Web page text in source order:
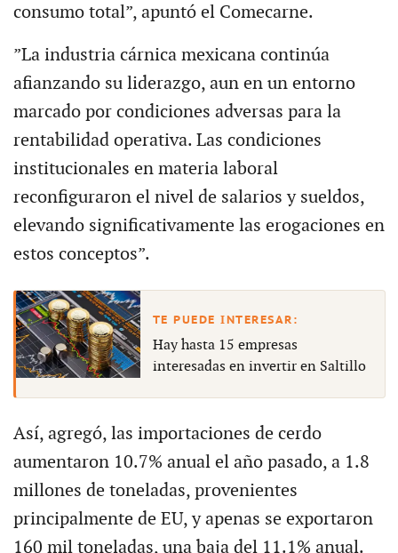
consumo total”, apuntó el Comecarne.
”La industria cárnica mexicana continúa
afianzando su liderazgo, aun en un entorno
marcado por condiciones adversas para la
rentabilidad operativa. Las condiciones
institucionales en materia laboral
reconfiguraron el nivel de salarios y sueldos,
elevando significativamente las erogaciones en
estos conceptos”.
Hay hasta 15 empresas
interesadas en invertir en Saltillo
Así, agregó, las importaciones de cerdo
aumentaron 10.7% anual el año pasado, a 1.8
millones de toneladas, provenientes
principalmente de EU, y apenas se exportaron
160 mil toneladas, una baja del 11.1% anual.